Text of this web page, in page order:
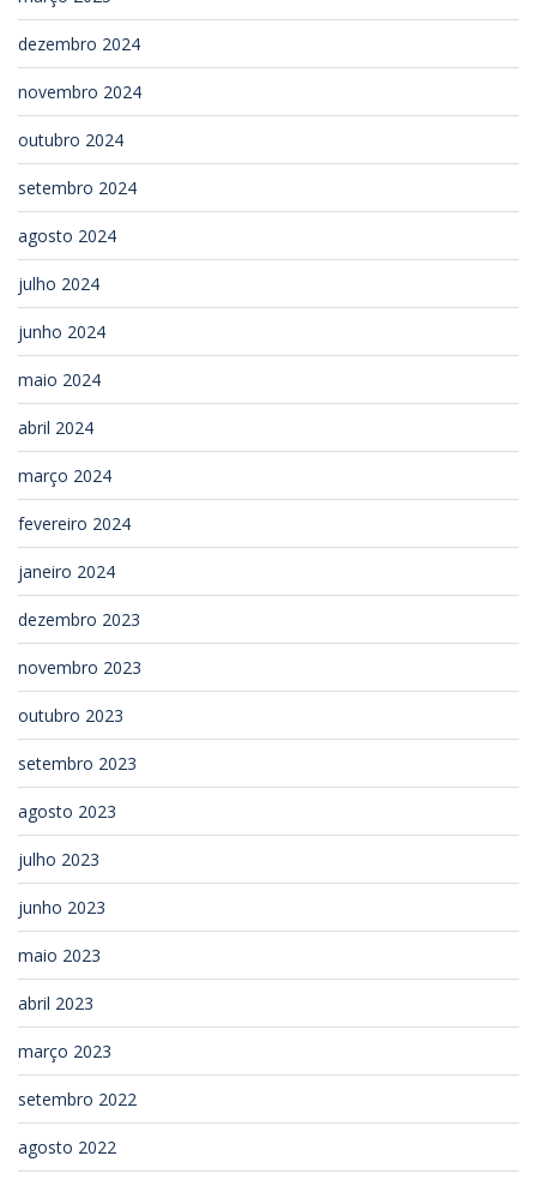
dezembro 2024
novembro 2024
outubro 2024
setembro 2024
agosto 2024
julho 2024
junho 2024
maio 2024
abril 2024
março 2024
fevereiro 2024
janeiro 2024
dezembro 2023
novembro 2023
outubro 2023
setembro 2023
agosto 2023
julho 2023
junho 2023
maio 2023
abril 2023
março 2023
setembro 2022
agosto 2022